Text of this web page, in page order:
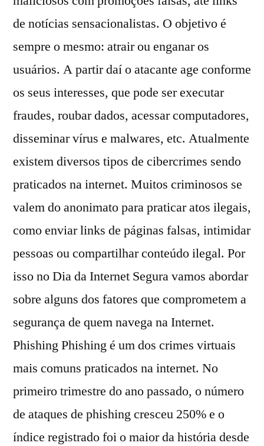
de notícias sensacionalistas. O objetivo é
sempre o mesmo: atrair ou enganar os
usuários. A partir daí o atacante age conforme
os seus interesses, que pode ser executar
fraudes, roubar dados, acessar computadores,
disseminar vírus e malwares, etc. Atualmente
existem diversos tipos de cibercrimes sendo
praticados na internet. Muitos criminosos se
valem do anonimato para praticar atos ilegais,
como enviar links de páginas falsas, intimidar
pessoas ou compartilhar conteúdo ilegal. Por
isso no Dia da Internet Segura vamos abordar
sobre alguns dos fatores que comprometem a
segurança de quem navega na Internet.
Phishing Phishing é um dos crimes virtuais
mais comuns praticados na internet. No
primeiro trimestre do ano passado, o número
de ataques de phishing cresceu 250% e o
índice registrado foi o maior da história desde